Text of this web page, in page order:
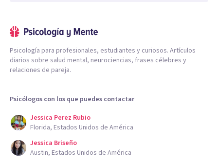
Psicología para profesionales, estudiantes y curiosos. Artículos
diarios sobre salud mental, neurociencias, frases célebres y
relaciones de pareja.
Psicólogos con los que puedes contactar
Jessica Perez Rubio
Florida, Estados Unidos de América
Jessica Briseño
Austin, Estados Unidos de América